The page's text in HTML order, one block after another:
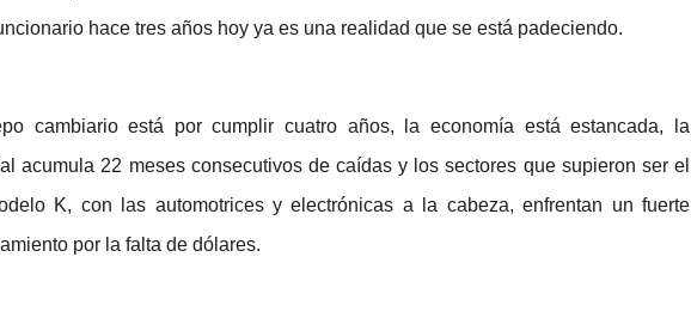
hace tres años hoy ya es una realidad que se está padeciendo.
cambiario está por cumplir cuatro años, la economía está estancada, la
acumula 22 meses consecutivos de caídas y los sectores que supieron ser el
K, con las automotrices y electrónicas a la cabeza, enfrentan un fuerte
por la falta de dólares.